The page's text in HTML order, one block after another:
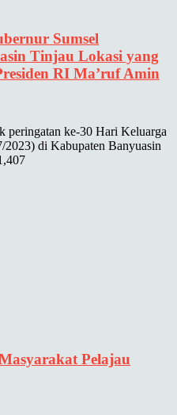
Sumsel
Tinjau Lokasi yang
RI Ma’ruf Amin
peringatan ke-30 Hari Keluarga
2023) di Kabupaten Banyuasin
Pelajau